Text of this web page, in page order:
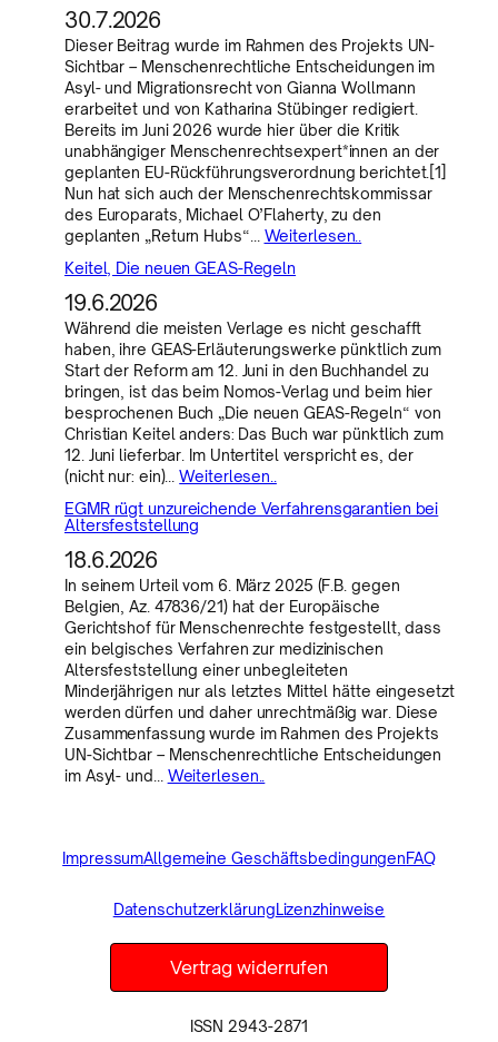
30.7.2026
Dieser Beitrag wurde im Rahmen des Projekts UN-
Sichtbar – Menschenrechtliche Entscheidungen im
Asyl- und Migrationsrecht von Gianna Wollmann
erarbeitet und von Katharina Stübinger redigiert.
Bereits im Juni 2026 wurde hier über die Kritik
unabhängiger Menschenrechtsexpert*innen an der
geplanten EU-Rückführungsverordnung berichtet.[1]
Nun hat sich auch der Menschenrechtskommissar
des Europarats, Michael O’Flaherty, zu den
geplanten „Return Hubs“… Weiterlesen..
Keitel, Die neuen GEAS-Regeln
19.6.2026
Während die meisten Verlage es nicht geschafft
haben, ihre GEAS-Erläuterungswerke pünktlich zum
Start der Reform am 12. Juni in den Buchhandel zu
bringen, ist das beim Nomos-Verlag und beim hier
besprochenen Buch „Die neuen GEAS-Regeln“ von
Christian Keitel anders: Das Buch war pünktlich zum
12. Juni lieferbar. Im Untertitel verspricht es, der
(nicht nur: ein)…Weiterlesen..
EGMR rügt unzureichende Verfahrensgarantien bei
Altersfeststellung
18.6.2026
In seinem Urteil vom 6. März 2025 (F.B. gegen
Belgien, Az. 47836/21) hat der Europäische
Gerichtshof für Menschenrechte festgestellt, dass
ein belgisches Verfahren zur medizinischen
Altersfeststellung einer unbegleiteten
Minderjährigen nur als letztes Mittel hätte eingesetzt
werden dürfen und daher unrechtmäßig war. Diese
Zusammenfassung wurde im Rahmen des Projekts
UN-Sichtbar – Menschenrechtliche Entscheidungen
im Asyl- und… Weiterlesen..
ImpressumAllgemeine GeschäftsbedingungenFAQ
DatenschutzerklärungLizenzhinweise
Vertrag widerrufen
ISSN 2943-2871